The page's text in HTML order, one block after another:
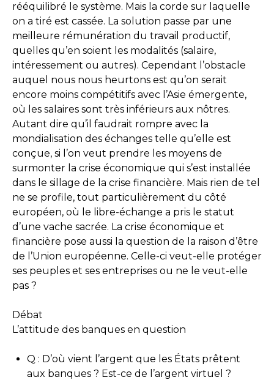
rééquilibré le système. Mais la corde sur laquelle
on a tiré est cassée. La solution passe par une
meilleure rémunération du travail productif,
quelles qu’en soient les modalités (salaire,
intéressement ou autres). Cependant l’obstacle
auquel nous nous heurtons est qu’on serait
encore moins compétitifs avec l’Asie émergente,
où les salaires sont très inférieurs aux nôtres.
Autant dire qu’il faudrait rompre avec la
mondialisation des échanges telle qu’elle est
conçue, si l’on veut prendre les moyens de
surmonter la crise économique qui s’est installée
dans le sillage de la crise financière. Mais rien de tel
ne se profile, tout particulièrement du côté
européen, où le libre-échange a pris le statut
d’une vache sacrée. La crise économique et
financière pose aussi la question de la raison d’être
de l’Union européenne. Celle-ci veut-elle protéger
ses peuples et ses entreprises ou ne le veut-elle
pas ?
Débat
L’attitude des banques en question
Q : D’où vient l’argent que les États prêtent
aux banques ? Est-ce de l’argent virtuel ?